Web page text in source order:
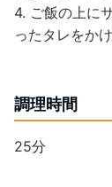
4. ご飯の上に
ったタレをか
調理時間
25分